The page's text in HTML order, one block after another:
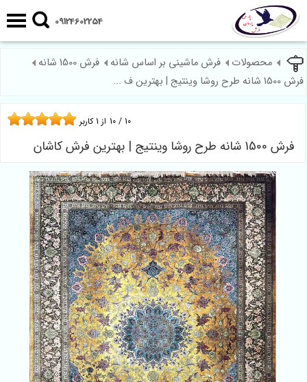
09124602254
محصولات فرش ماشینی بر اساس شانه
فرش 1500 شانه
فرش 1500 شانه طرح روشا وینتیج | بهترین ف ...
فرش 1500 شانه طرح روشا وینتیج | بهترین فرش کاشان
10 / 10 از 1کاربر